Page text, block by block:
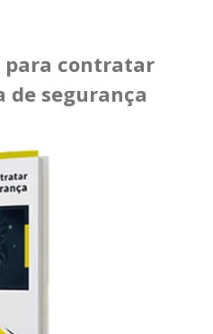
para contratar
de segurança